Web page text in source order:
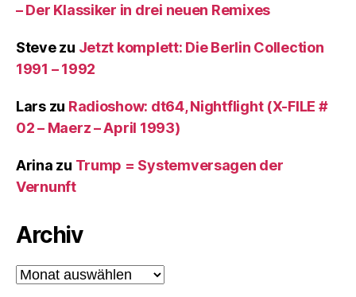
– Der Klassiker in drei neuen Remixes
Stevezu Jetzt komplett: Die Berlin Collection
1991 – 1992
Larszu Radioshow: dt64, Nightflight (X-FILE #
02 – Maerz – April 1993)
Arina zu Trump = Systemversagen der
Vernunft
Archiv
Archiv